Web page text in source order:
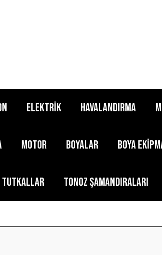
ELEKTRİK HAVALANDIRMA
MOTOR BOYALAR BOYA
TONOZ ŞAMANDIRALARI